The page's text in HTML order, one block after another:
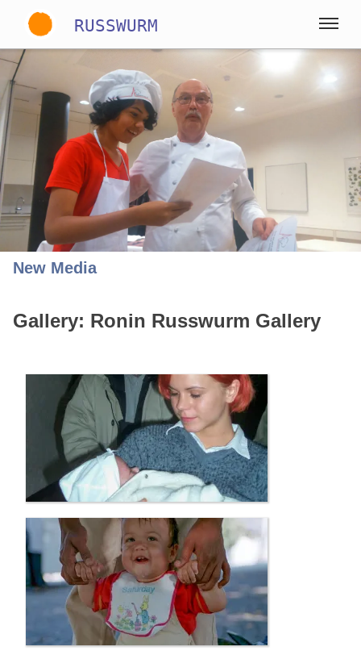
RUSSWURM
Gallery
Englisch Deutsch Spanisch
New Media
Gallery: Ronin Russwurm Gallery